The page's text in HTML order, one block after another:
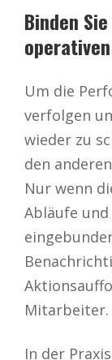
Binden
Um die
verfolgen
wieder zu
den
Nur wenn
Abläufe
Mitarbeiter.
In der